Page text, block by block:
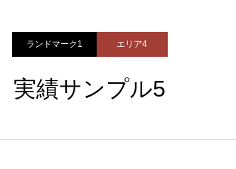
ランドマーク1 エリア4
実績サンプル5